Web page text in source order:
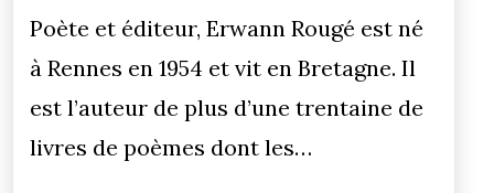
Poète et éditeur, Erwann Rougé est né
à Rennes en 1954 et vit en Bretagne. Il
est l’auteur de plus d’une trentaine de
livres de poèmes dont les…